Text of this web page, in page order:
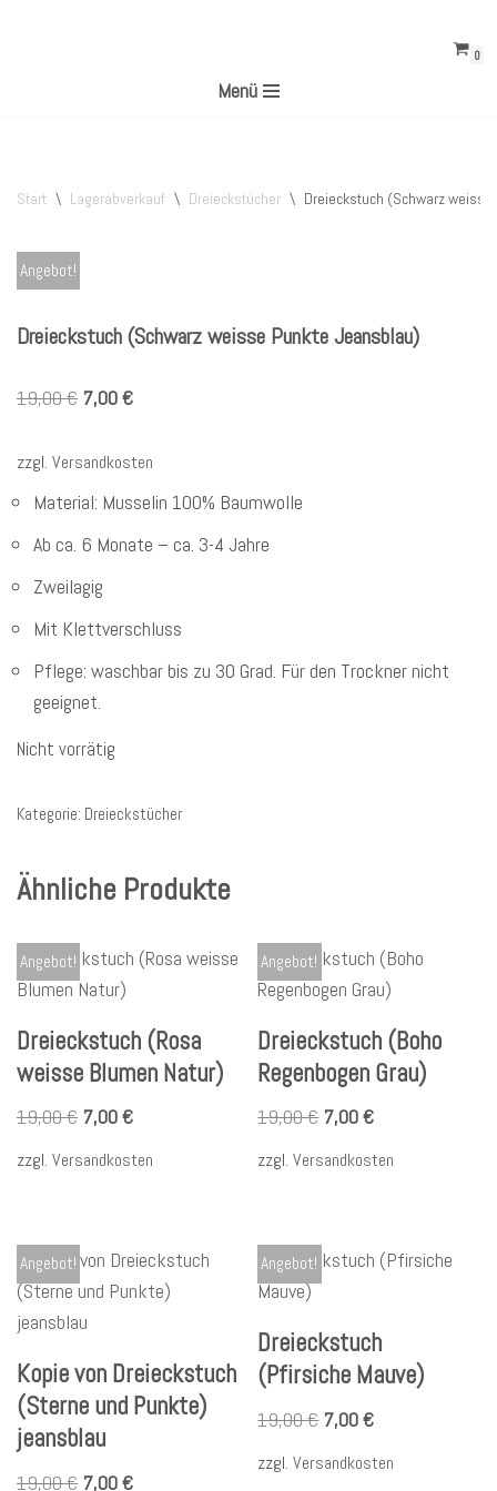
0
Menü
Start \ Lagerabverkauf \ Dreieckstücher \ Dreieckstuch (Schwarz
Angebot!
Dreieckstuch (Schwarz weisse Punkte Jeansblau)
19,00€ 7,00€
zzgl. Versandkosten
Material: Musselin 100% Baumwolle
Ab ca. 6 Monate – ca. 3-4 Jahre
Zweilagig
Mit Klettverschluss
Pflege: waschbar bis zu 30 Grad. Für den Trockner nicht
geeignet.
Nicht vorrätig
Kategorie: Dreieckstücher
Ähnliche Produkte
Angebot!
Dreieckstuch (Rosa
weisse Blumen Natur)
19,00€ 7,00€
zzgl. Versandkosten
Angebot!
Dreieckstuch (Boho
Regenbogen Grau)
19,00€ 7,00€
zzgl.Versandkosten
Angebot!
Kopie von Dreieckstuch
(Sterne und Punkte)
jeansblau
19,00€ 7,00€
Angebot!
Dreieckstuch
(Pfirsiche Mauve)
19,00€ 7,00€
zzgl.Versandkosten